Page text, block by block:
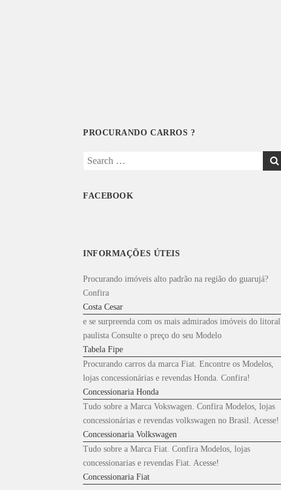
PROCURANDO CARROS ?
Search
FACEBOOK
INFORMAÇÕES ÚTEIS
Procurando imóveis alto padrão na região do guarujá?
Confira
Costa Cesar
e se surpreenda com os mais admirados imóveis do litoral
paulista Consulte o preço do seu Modelo
Tabela Fipe
Procurando carros da marca Fiat. Encontre os Modelos,
lojas concessionárias e revendas Honda. Confira!
Concessionaria Honda
Tudo sobre a Marca Vokswagen. Confira Modelos, lojas
concessionárias e revendas volkswagen no Brasil. Acesse!
Concessionaria Volkswagen
Tudo sobre a Marca Fiat. Confira Modelos, lojas
concessionarias e revendas Fiat. Acesse!
Concessionaria Fiat